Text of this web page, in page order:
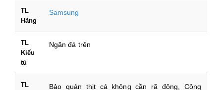
TL
Hãng
Samsung
TL
Kiểu
tủ
Ngăn đá trên
TL
Bảo quản thịt cá không cần rã đông, Công